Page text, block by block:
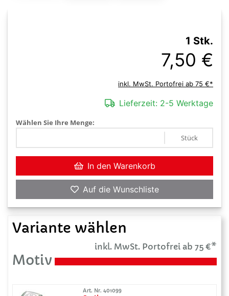
1 Stk.
7,50 €
inkl. MwSt. Portofrei ab 75 €*
Lieferzeit: 2-5 Werktage
Wählen Sie Ihre Menge:
Stück
In den Warenkorb
Auf die Wunschliste
Variante wählen
inkl. MwSt. Portofrei ab 75 €*
Motiv
Art. Nr. 401099